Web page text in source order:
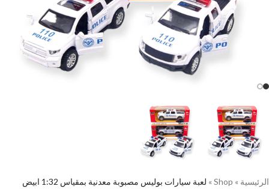
الرئيسية »
Shop
»
لعبة سيارات بوليس مصبوبة معدنية بمقياس 1:32 ابيض